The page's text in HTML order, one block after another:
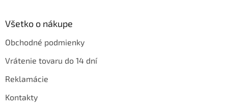
Všetko o nákupe
Obchodné podmienky
Vrátenie tovaru do 14 dní
Reklamácie
Kontakty